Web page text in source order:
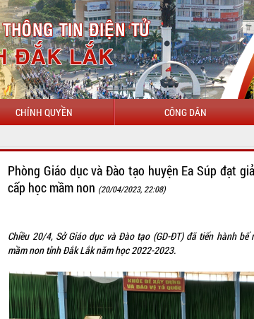
CHÍNH QUYỀN CÔNG DÂN
CHÀO MỪNG
Phòng Giáo dục và Đào tạo huyện Ea Súp đạt
cấp học mầm non (20/04/2023, 22:08)
Chiều 20/4, Sở Giáo dục và Đào tạo (GD-ĐT) đã tiến hành
mầm non tỉnh Đắk Lắk năm học 2022-2023.